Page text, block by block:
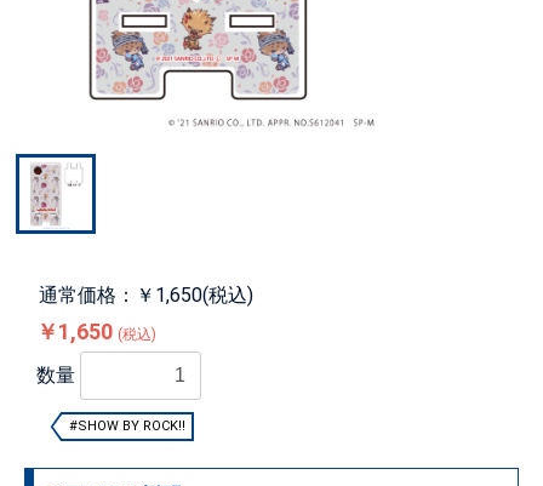
通常価格：￥1,650(税込)
￥1,650 (税込)
数量
#SHOW BY ROCK!!